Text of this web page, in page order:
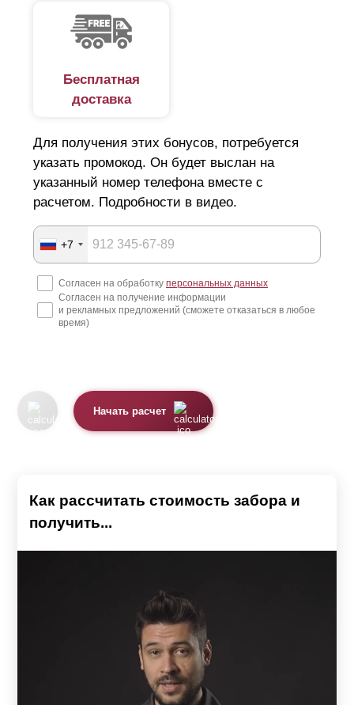
Бесплатная
доставка
Для получения этих бонусов, потребуется
указать промокод. Он будет выслан на
указанный номер телефона вместе с
расчетом. Подробности в видео.
+7
Согласен на обработку персональных данных
Согласен на получение информации
и рекламных предложений (сможете отказаться в любое
время)
Начать расчет
Как рассчитать стоимость забора и
получить...